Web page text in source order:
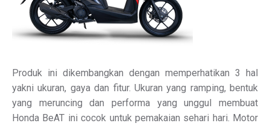
Produk ini dikembangkan dengan memperhatikan 3 hal
yakni ukuran, gaya dan fitur. Ukuran yang ramping, bentuk
yang meruncing dan performa yang unggul membuat
Honda BeAT ini cocok untuk pemakaian sehari hari. Motor